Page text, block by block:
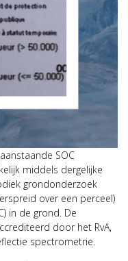
SOC
middels dergelijke
grondonderzoek
over een perceel)
in de grond. De
door het RvA,
spectrometrie.